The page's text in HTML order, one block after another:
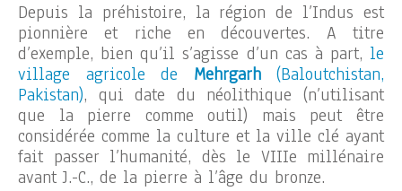
Depuis la préhistoire, la région de l’Indus est
pionnière et riche en découvertes. A titre
d’exemple, bien qu’il s’agisse d’un cas à part, le
village agricole de Mehrgarh(Baloutchistan,
Pakistan), qui date du néolithique (n’utilisant
que la pierre comme outil) mais peut être
considérée comme la culture et la ville clé ayant
fait passer l’humanité, dès le VIIIe millénaire
avant J.-C., de la pierre à l’âge du bronze.